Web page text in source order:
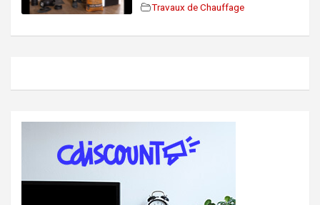
Travaux de Chauffage